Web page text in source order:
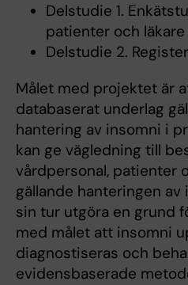
Delstudie 1.
patienter och
Delstudie 2.
Målet med projektet är
databaserat underlag
hantering av insomni i
kan ge vägledning till
vårdpersonal, patienter
gällande hanteringen av
sin tur utgöra en grund
med målet att insomni
diagnostiseras och
evidensbaserade